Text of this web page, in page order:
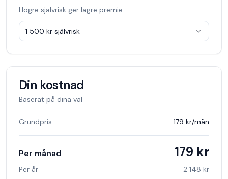
Högre självrisk ger lägre premie
1 500 kr självrisk
Din kostnad
Baserat på dina val
Grundpris 179 kr/mån
Per månad 179 kr
Per år 2 148 kr